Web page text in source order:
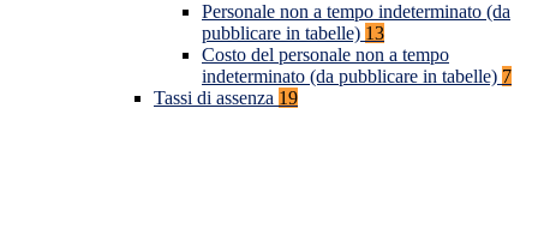
Personale non a tempo indeterminato (da
pubblicare in tabelle) 13
Costo del personale non a tempo
indeterminato (da pubblicare in tabelle) 7
Tassi di assenza 19